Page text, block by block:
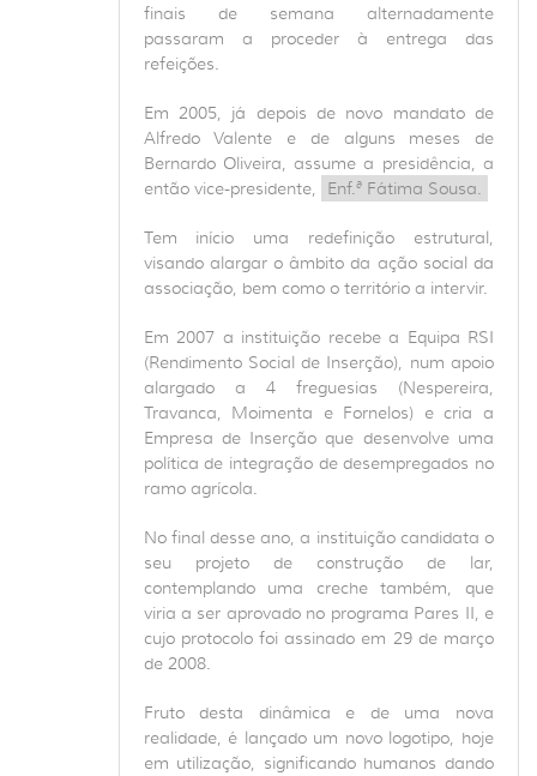
finais de semana alternadamente
passaram a proceder à entrega das
refeições.
Em 2005, já depois de novo mandato de
Alfredo Valente e de alguns meses de
Bernardo Oliveira, assume a presidência, a
então vice-presidente,
Enf.ª Fátima Sousa.
Tem início uma redefinição estrutural,
visando alargar o âmbito da ação social da
associação, bem como o território a intervir.
Em 2007 a instituição recebe a Equipa RSI
(Rendimento Social de Inserção), num apoio
alargado a 4 freguesias (Nespereira,
Travanca, Moimenta e Fornelos) e cria a
Empresa de Inserção que desenvolve uma
política de integração de desempregados no
ramo agrícola.
No final desse ano, a instituição candidata o
seu projeto de construção de lar,
contemplando uma creche também, que
viria a ser aprovado no programa Pares II, e
cujo protocolo foi assinado em 29 de março
de 2008.
Fruto desta dinâmica e de uma nova
realidade, é lançado um novo logotipo, hoje
em utilização, significando humanos dando